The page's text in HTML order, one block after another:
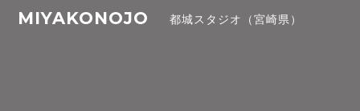
MIYAKONOJO 都城スタジオ（宮崎県）